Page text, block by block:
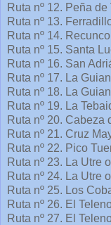
Ruta nº 12. Peña de
Ruta nº 13.
Ruta nº 14. Recunco
Ruta nº 15. Santa
Ruta nº 16. San
Ruta nº 17. La
Ruta nº 18. La
Ruta nº 19. La
Ruta nº 20. Cabeza
Ruta nº 21. Cruz
Ruta nº 22. Pico
Ruta nº 23. La Utre
Ruta nº 24. La Utre
Ruta nº 25. Los
Ruta nº 26. El
Ruta nº 27. El